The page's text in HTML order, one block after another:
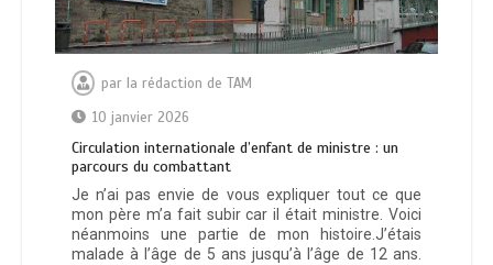
par la rédaction de TAM
10 janvier 2026
Circulation internationale d’enfant de ministre : un
parcours du combattant
Je n’ai pas envie de vous expliquer tout ce que
mon père m’a fait subir car il était ministre. Voici
néanmoins une partie de mon histoire.J’étais
malade à l’âge de 5 ans jusqu’à l’âge de 12 ans.